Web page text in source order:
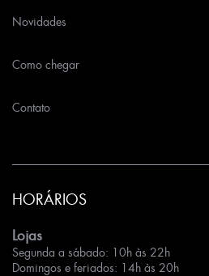
Novidades
Como chegar
Contato
HORÁRIOS
Lojas
Segunda a sábado: 10h às 22h
Domingos e feriados: 14h às 20h